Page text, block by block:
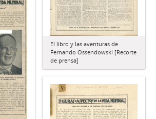
El libro y las aventuras de
Fernando Ossendowski [Recorte
de prensa]